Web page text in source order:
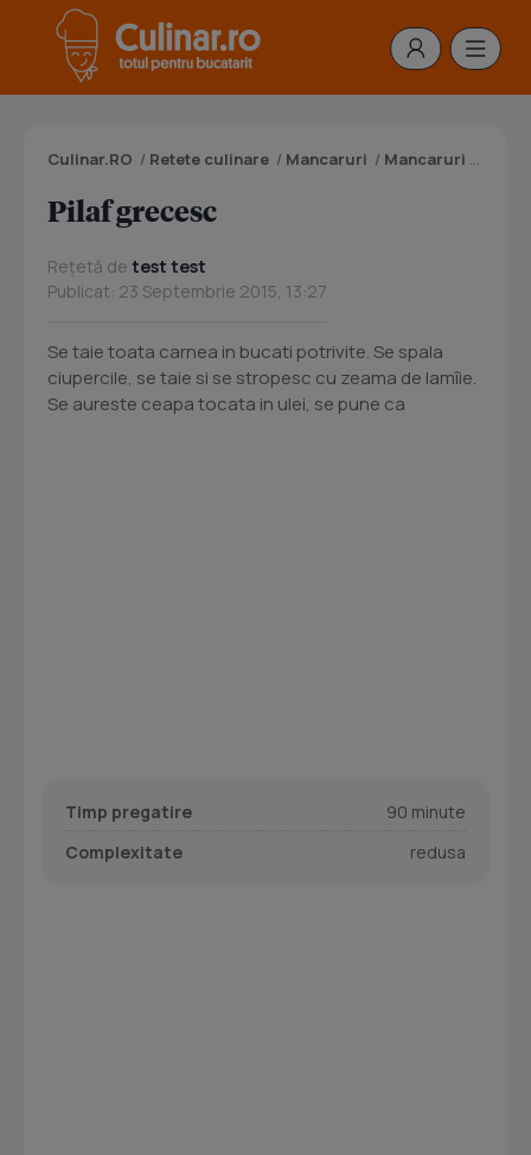
Culinar.RO / Retete culinare / Mancaruri / Mancaruri cu orez
Pilaf grecesc
Rețetă de test test
Publicat: 23 Septembrie 2015, 13:27
Se taie toata carnea in bucati potrivite. Se spala
ciupercile, se taie si se stropesc cu zeama de lamîie.
Se aureste ceapa tocata in ulei, se pune ca
Timp pregatire
90 minute
Complexitate
redusa